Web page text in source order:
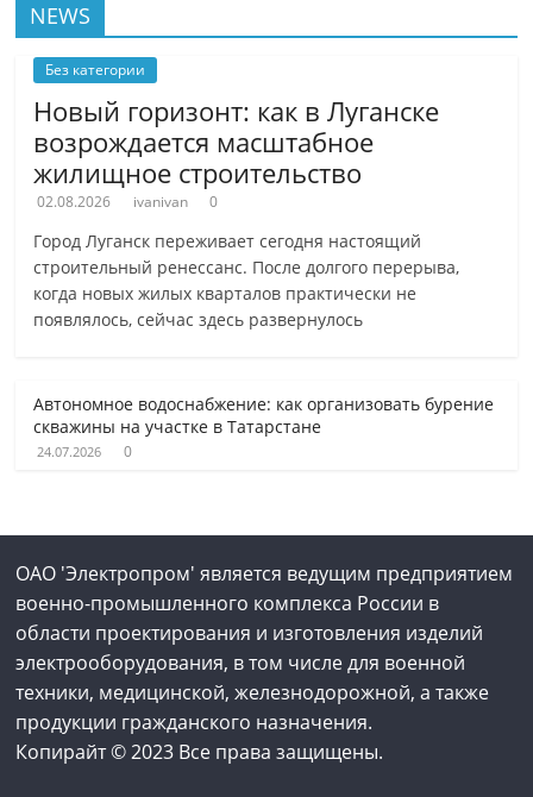
NEWS
Без категории
Новый горизонт: как в Луганске
возрождается масштабное
жилищное строительство
02.08.2026 ivanivan 0
Город Луганск переживает сегодня настоящий
строительный ренессанс. После долгого перерыва,
когда новых жилых кварталов практически не
появлялось, сейчас здесь развернулось
Автономное водоснабжение: как организовать бурение
скважины на участке в Татарстане
24.07.2026 0
ОАО 'Электропром' является ведущим предприятием
военно-промышленного комплекса России в
области проектирования и изготовления изделий
электрооборудования, в том числе для военной
техники, медицинской, железнодорожной, а также
продукции гражданского назначения.
Копирайт © 2023 Все права защищены.